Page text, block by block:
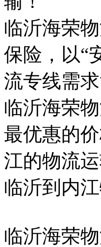
临沂海荣
保险，以“
流专线需
临沂海荣
最优惠的
江的物流
临沂到内
临沂海荣